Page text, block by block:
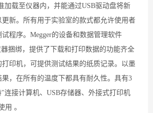
加载至仪器内，并能通过USB驱动盘将新
新。所有用于实验室的款式都允许使用者
程序。Megger的设备和数据管理软件
捆绑，提供了下载和打印数据的功能齐全
印机，可提供测试结果的纸质记录。以墨
，在所有的温度下都具有耐久性。具有3
连接计算机、USB存储器、外接式打印机
用 。